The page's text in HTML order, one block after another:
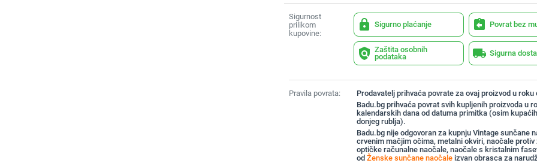
Sigurnost
prilikom
kupovine:
lock Sigurno plaćanje assignment_return Povrat bez
policy Zaštita osobnih
podataka
local_shipping Sigurna
Pravila povrata:
Prodavatelj prihvaća povrate za ovaj proizvod u roku
Badu.bg prihvaća povrat svih kupljenih proizvoda u
kalendarskih dana od datuma primitka (osim
donjeg rublja).
Badu.bg nije odgovoran za kupnju Vintage sunčane
crvenim mačjim očima, metalni okviri, naočale protiv
optičke računalne naočale, naočale s kristalnim
od Ženske sunčane naočaleizvan obrasca za